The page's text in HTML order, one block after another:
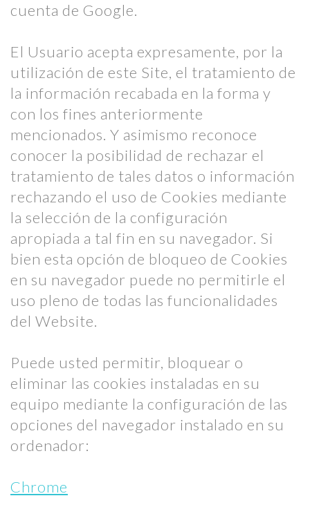
cuenta de Google.
El Usuario acepta expresamente, por la
utilización de este Site, el tratamiento de
la información recabada en la forma y
con los fines anteriormente
mencionados. Y asimismo reconoce
conocer la posibilidad de rechazar el
tratamiento de tales datos o información
rechazando el uso de Cookies mediante
la selección de la configuración
apropiada a tal fin en su navegador. Si
bien esta opción de bloqueo de Cookies
en su navegador puede no permitirle el
uso pleno de todas las funcionalidades
del Website.
Puede usted permitir, bloquear o
eliminar las cookies instaladas en su
equipo mediante la configuración de las
opciones del navegador instalado en su
ordenador:
Chrome